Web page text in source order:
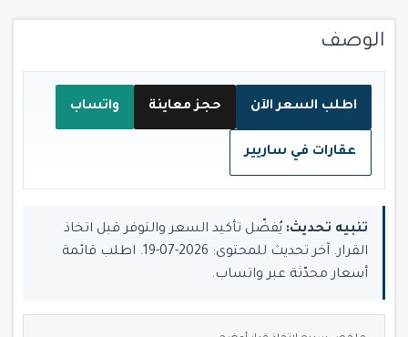
الوصف
اطلب السعر الآن حجز معاينة واتساب
عقارات في ساريير
تنبيه تحديث: يُفضّل تأكيد السعر والتوفر قبل اتخاذ
القرار. آخر تحديث للمحتوى: 2026-07-19. اطلب قائمة
أسعار محدّثة عبر واتساب.